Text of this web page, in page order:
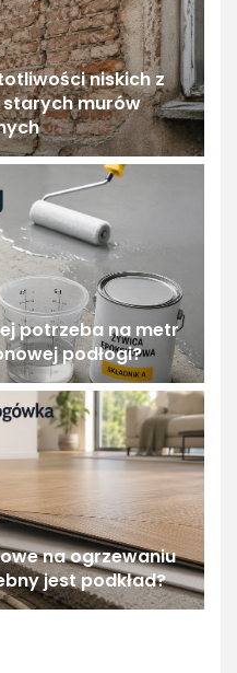
niskich z
starych murów
potrzeba na metr
podłogi?
na ogrzewaniu
jest podkład?